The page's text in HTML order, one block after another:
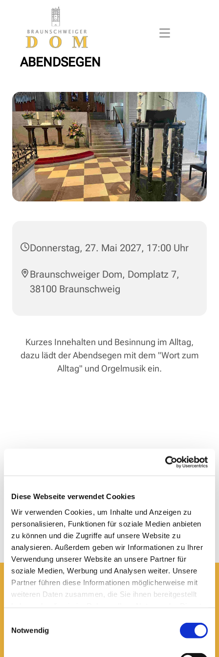
Diese Webseite verwendet Cookies
Wir verwenden Cookies, um Inhalte und Anzeigen zu
personalisieren, Funktionen für soziale Medien anbieten
zu können und die Zugriffe auf unsere Website zu
analysieren. Außerdem geben wir Informationen zu Ihrer
Verwendung unserer Website an unsere Partner für
soziale Medien, Werbung und Analysen weiter. Unsere
Partner führen diese Informationen möglicherweise mit
weiteren Daten zusammen, die Sie ihnen bereitgestellt
Notwendig
ABENDSEGEN
Donnerstag, 27. Mai 2027, 17:00 Uhr
Braunschweiger Dom, Domplatz 7,
38100 Braunschweig
Kurzes Innehalten und Besinnung im Alltag,
dazu lädt der Abendsegen mit dem "Wort zum
Alltag" und Orgelmusik ein.
Hier erreichen Sie uns:
Ev.-luth. Domkirche St. Blasii zu Braunschweig
Domsekretariat